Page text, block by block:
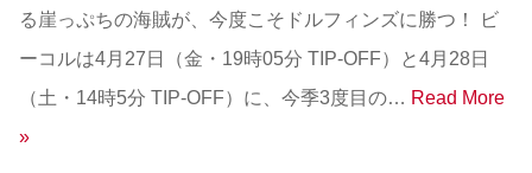
る崖っぷちの海賊が、今度こそドルフィンズに勝つ！ ビ
ーコルは4月27日（金・19時05分 TIP-OFF）と4月28日
（土・14時5分 TIP-OFF）に、今季3度目の… Read More
»